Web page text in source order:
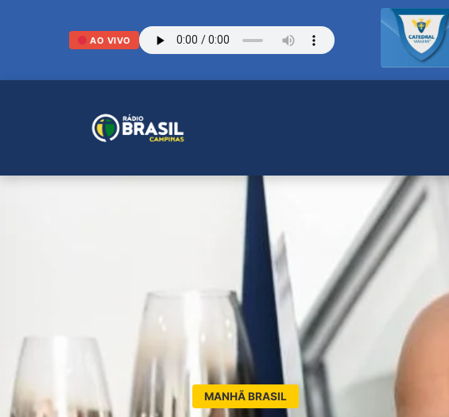
AO VIVO
MANHÃ BRASIL